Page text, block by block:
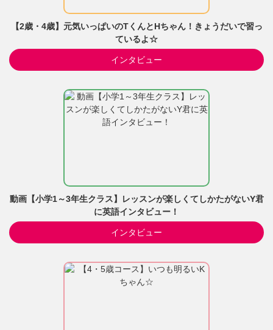
【2歳・4歳】元気いっぱいのTくんとHちゃん！きょうだいで習っ
ているよ☆
インタビュー
動画【小学1～3年生クラス】レッスンが楽しくてしかたがないY君
に英語インタビュー！
インタビュー